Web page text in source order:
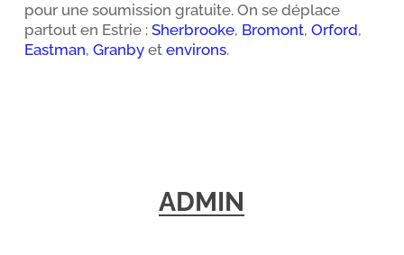
pour une soumission gratuite. On se déplace
partout en Estrie : Sherbrooke, Bromont, Orford,
Eastman, Granbyet environs.
ADMIN